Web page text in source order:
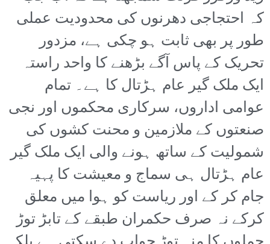
کہ احتجاجی دھرنوں کی محدودیت عملی
طور پر بھی ثابت ہو چکی ہے، مزدور
تحریک کے پاس آگے بڑھنے کا واحد راستہ
ایک ملک گیر عام ہڑتال کا ہے۔ تمام
عوامی اداروں، سرکاری محکموں اور نجی
صنعتوں کے ملازمین و محنت کشوں کی
شمولیت کے ساتھ ہونے والی ایک ملک گیر
عام ہڑتال ہی سماج و معیشت کا پہیہ
جام کر کے اور ریاست کو ہوا میں معلق
کرکے نہ صرف حکمران طبقے کے تابڑ توڑ